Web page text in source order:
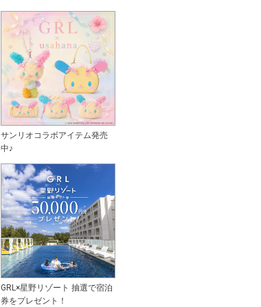
サンリオコラボアイテム発売
中♪
GRL×星野リゾート 抽選で宿泊
券をプレゼント！